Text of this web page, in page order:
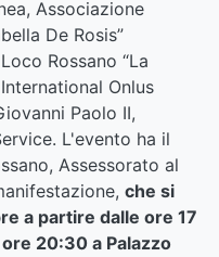
Associazione
De Rosis”
Rossano “La
Onlus
Paolo II,
L'evento ha il
Assessorato al
che si
a partire dalle ore 17
20:30 a Palazzo